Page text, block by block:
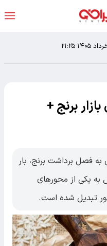
برنج +
به فصل برداشت برنج، بار
به یکی از محورهای
تبدیل شده است.